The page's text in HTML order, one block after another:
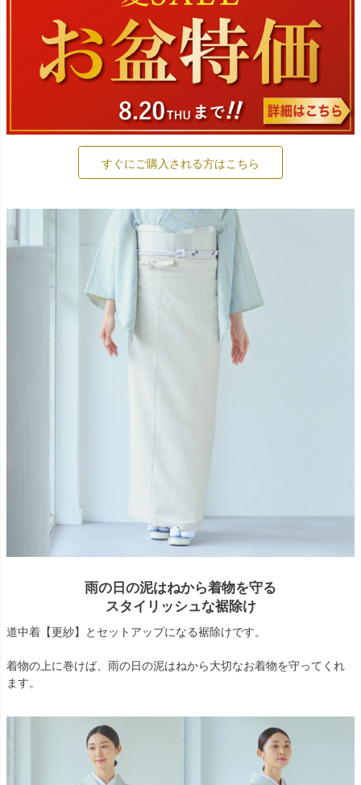
すぐにご購入される方はこちら
雨の日の泥はねから着物を守る
スタイリッシュな裾除け
道中着【更紗】とセットアップになる裾除けです。
着物の上に巻けば、雨の日の泥はねから大切なお着物を守ってくれ
ます。